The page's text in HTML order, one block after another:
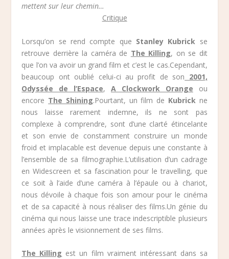
mettent sur leur chemin…
Critique
Lorsqu’on se rend compte que Stanley Kubrick se
retrouve derrière la caméra de The Killing, on se dit
que l’on va avoir un grand film et c’est le cas.Cependant,
beaucoup ont oublié celui-ci au profit de son 2001,
Odyssée de l’Espace,A Clockwork Orange ou
encore The Shining.Pourtant, un film de Kubrick ne
nous laisse rarement indemne, ils ne sont pas
complexe à comprendre, sont d’une clarté étincelante
et son envie de constamment construire un monde
froid et implacable est devenue depuis une constante à
l’ensemble de sa filmographie.L’utilisation d’un cadrage
en Widescreen et sa fascination pour le travelling, que
ce soit à l’aide d’une caméra à l’épaule ou à chariot,
nous dévoile à chaque fois son amour pour le cinéma
et de sa capacité à nous réaliser des films.Un génie du
cinéma qui nous laisse une trace indescriptible plusieurs
années après le visionnement de ses films.
The Killing est un film vraiment intéressant dans sa